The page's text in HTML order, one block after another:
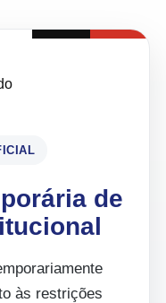
de
às restrições